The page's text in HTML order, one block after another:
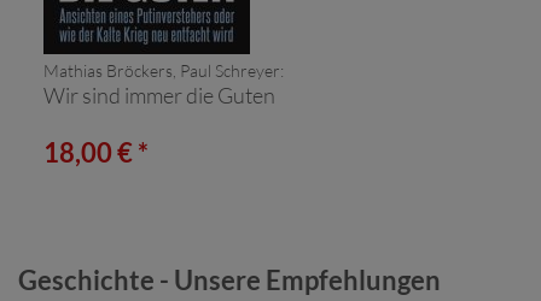
Mathias Bröckers, Paul Schreyer:
Wir sind immer die Guten
18,00 € *
Geschichte - Unsere Empfehlungen